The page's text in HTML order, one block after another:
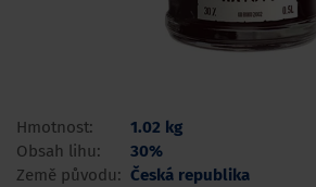
Hmotnost:
1.02 kg
Obsah lihu:
30%
Země původu: Česká republika